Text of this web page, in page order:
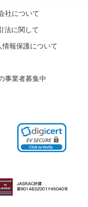
社について
法に関して
情報保護について
事業者募集中